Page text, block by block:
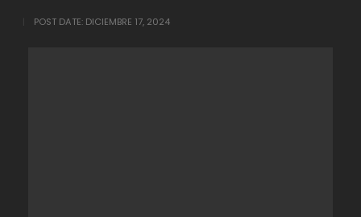
POST DATE: DICIEMBRE 17, 2024